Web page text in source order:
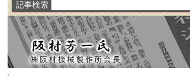
記事検索